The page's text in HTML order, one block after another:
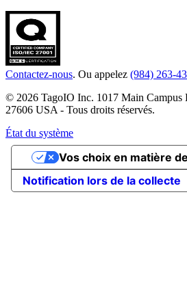
Contactez-nous. Ou appelez (984) 263-
© 2026 TagoIO Inc. 1017 Main Campus
27606 USA - Tous droits réservés.
État du système
Notification lors de la collecte
Vos choix en matière